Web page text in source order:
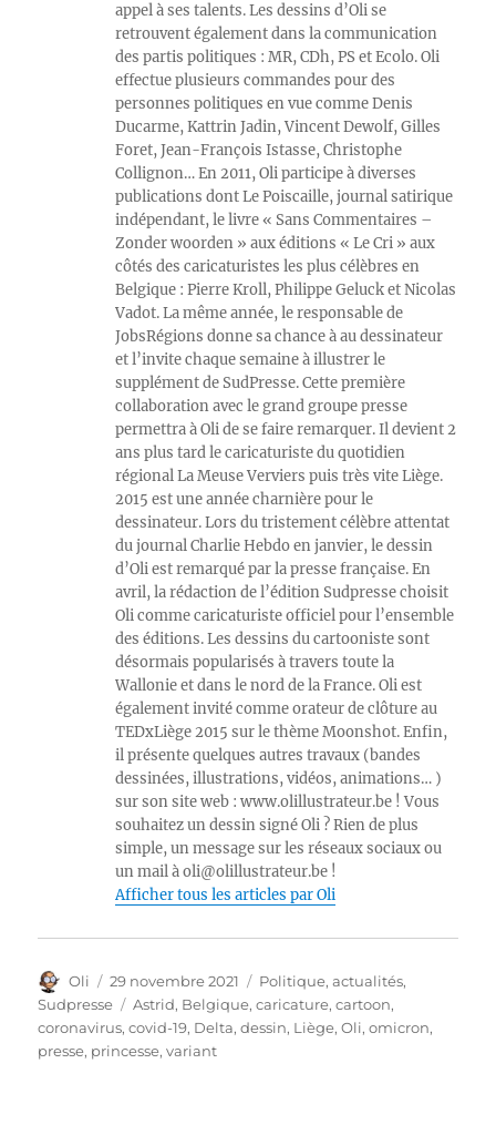
appel à ses talents. Les dessins d’Oli se
retrouvent également dans la communication
des partis politiques : MR, CDh, PS et Ecolo. Oli
effectue plusieurs commandes pour des
personnes politiques en vue comme Denis
Ducarme, Kattrin Jadin, Vincent Dewolf, Gilles
Foret, Jean-François Istasse, Christophe
Collignon… En 2011, Oli participe à diverses
publications dont Le Poiscaille, journal satirique
indépendant, le livre « Sans Commentaires –
Zonder woorden » aux éditions « Le Cri » aux
côtés des caricaturistes les plus célèbres en
Belgique : Pierre Kroll, Philippe Geluck et Nicolas
Vadot. La même année, le responsable de
JobsRégions donne sa chance à au dessinateur
et l’invite chaque semaine à illustrer le
supplément de SudPresse. Cette première
collaboration avec le grand groupe presse
permettra à Oli de se faire remarquer. Il devient 2
ans plus tard le caricaturiste du quotidien
régional La Meuse Verviers puis très vite Liège.
2015 est une année charnière pour le
dessinateur. Lors du tristement célèbre attentat
du journal Charlie Hebdo en janvier, le dessin
d’Oli est remarqué par la presse française. En
avril, la rédaction de l’édition Sudpresse choisit
Oli comme caricaturiste officiel pour l’ensemble
des éditions. Les dessins du cartooniste sont
désormais popularisés à travers toute la
Wallonie et dans le nord de la France. Oli est
également invité comme orateur de clôture au
TEDxLiège 2015 sur le thème Moonshot. Enfin,
il présente quelques autres travaux (bandes
dessinées, illustrations, vidéos, animations… )
sur son site web : www.olillustrateur.be ! Vous
souhaitez un dessin signé Oli ? Rien de plus
simple, un message sur les réseaux sociaux ou
un mail à oli@olillustrateur.be !
Afficher tous les articles par Oli
Auteur
Oli
Publié
le
29 novembre 2021 Catégories
Politique, actualités,
Sudpresse
Étiquettes
Astrid, Belgique,caricature,cartoon,
coronavirus,covid-19, Delta,dessin, Liège,Oli,omicron,
presse, princesse,variant